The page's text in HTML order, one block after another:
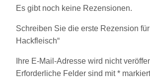
Es gibt noch keine Rezensionen.
Schreiben Sie die erste Rezension
Hackfleisch“
Ihre E-Mail-Adresse wird nicht
Erforderliche Felder sind mit* markiert